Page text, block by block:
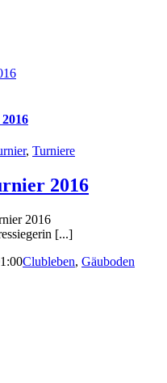
, Turniere
2016
2016
[...]
Clubleben, Gäuboden